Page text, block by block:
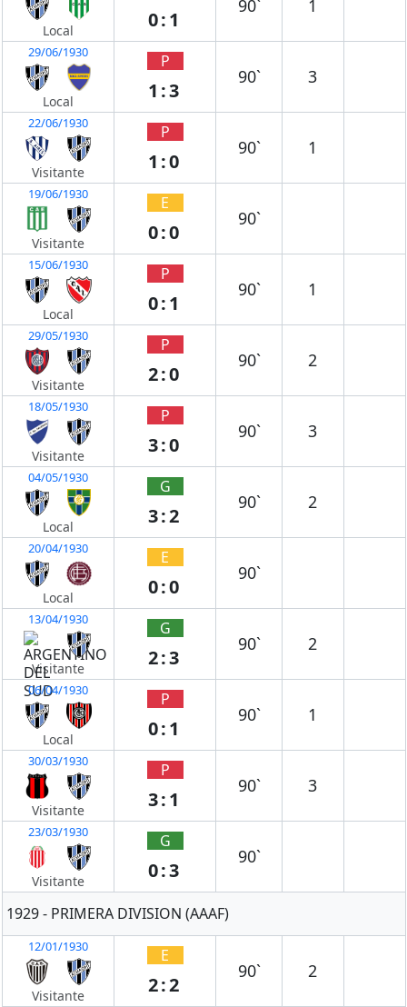
Local 0:1
90` 1
29/06/1930
Local
P
1:3
90` 3
22/06/1930
Visitante
P
1:0
90` 1
19/06/1930
Visitante
E
0:0
90`
15/06/1930
Local
P
0:1
90` 1
29/05/1930
Visitante
P
2:0
90` 2
18/05/1930
Visitante
P
3:0
90` 3
04/05/1930
Local
G
3:2
90` 2
20/04/1930
Local
E
0:0
90`
13/04/1930
Visitante
G
2:3
90` 2
06/04/1930
Local
P
0:1
90` 1
30/03/1930
Visitante
P
3:1
90` 3
23/03/1930
Visitante
G
0:3
90`
1929 - PRIMERA DIVISION (AAAF)
12/01/1930
Visitante
E
2:2
90` 2